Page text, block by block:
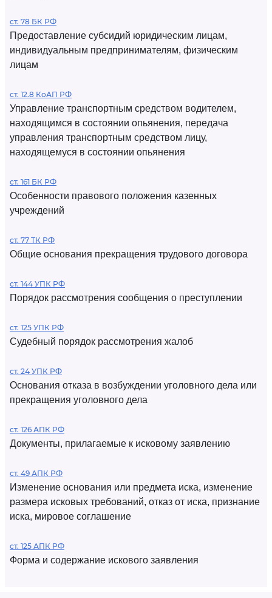
ст. 78 БК РФ
Предоставление субсидий юридическим лицам,
индивидуальным предпринимателям, физическим
лицам
ст. 12.8 КоАП РФ
Управление транспортным средством водителем,
находящимся в состоянии опьянения, передача
управления транспортным средством лицу,
находящемуся в состоянии опьянения
ст. 161 БК РФ
Особенности правового положения казенных
учреждений
ст. 77 ТК РФ
Общие основания прекращения трудового договора
ст. 144 УПК РФ
Порядок рассмотрения сообщения о преступлении
ст. 125 УПК РФ
Судебный порядок рассмотрения жалоб
ст. 24 УПК РФ
Основания отказа в возбуждении уголовного дела или
прекращения уголовного дела
ст. 126 АПК РФ
Документы, прилагаемые к исковому заявлению
ст. 49 АПК РФ
Изменение основания или предмета иска, изменение
размера исковых требований, отказ от иска, признание
иска, мировое соглашение
ст. 125 АПК РФ
Форма и содержание искового заявления